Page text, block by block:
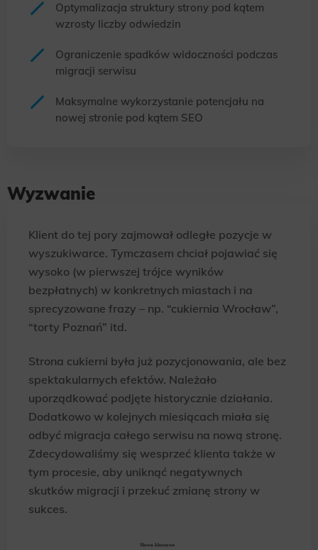
Optymalizacja struktury strony pod kątem
wzrosty liczby odwiedzin
Ograniczenie spadków widoczności podczas
migracji serwisu
Maksymalne wykorzystanie potencjału na
nowej stronie pod kątem SEO
Wyzwanie
Klient do tej pory zajmował odległe pozycje w
wyszukiwarce. Tymczasem chciał pojawiać się
wysoko (w pierwszej trójce wyników
bezpłatnych) w konkretnych miastach i na
sprecyzowane frazy – np. “cukiernia Wrocław”,
“torty Poznań” itd.
Strona cukierni była już pozycjonowania, ale bez
spektakularnych efektów. Należało
uporządkować podjęte historycznie działania.
Dodatkowo w kolejnych miesiącach miała się
odbyć migracja całego serwisu na nową stronę.
Zdecydowaliśmy się wesprzeć klienta także w
tym procesie, aby uniknąć negatywnych
skutków migracji i przekuć zmianę strony w
sukces.